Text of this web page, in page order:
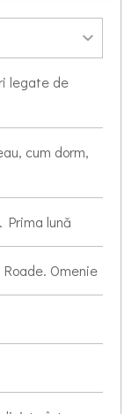
legate de
cum dorm,
Prima lună
Omenie